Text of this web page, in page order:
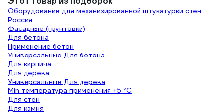
Оборудование для механизированной штукатурки стен
Россия
Фасадные (грунтовки)
Для бетона
Применение бетон
Универсальные Для бетона
Для кирпича
Для дерева
Универсальные Для дерева
Min температура применения +5 °С
Для стен
Для камня